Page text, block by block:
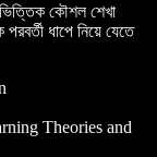
কৌশল শেখা
ধাপে নিয়ে যেতে
Theories and